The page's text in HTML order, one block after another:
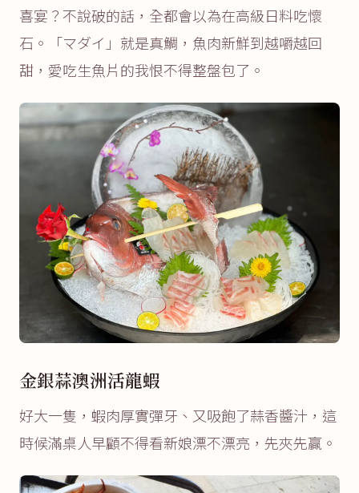
喜宴？不說破的話，全都會以為在高級日料吃懷
石。「マダイ」就是真鯛，魚肉新鮮到越嚼越回
甜，愛吃生魚片的我恨不得整盤包了。
金銀蒜澳洲活龍蝦
好大一隻，蝦肉厚實彈牙、又吸飽了蒜香醬汁，這
時候滿桌人早顧不得看新娘漂不漂亮，先夾先贏。